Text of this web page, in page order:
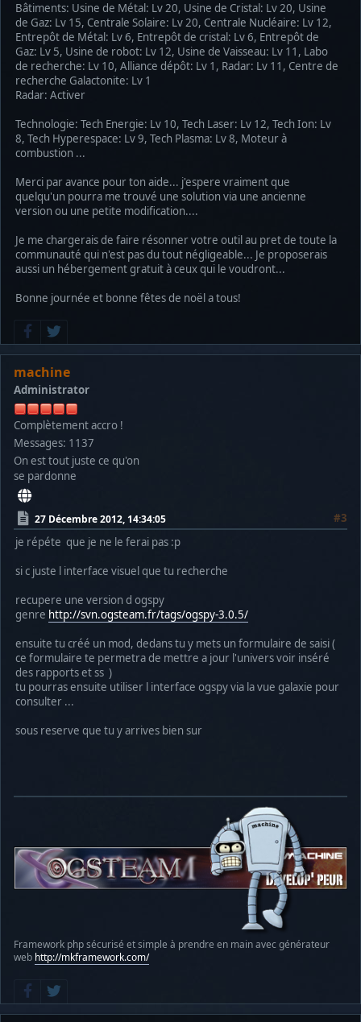
Bâtiments: Usine de Métal: Lv 20, Usine de Cristal: Lv 20, Usine
de Gaz: Lv 15, Centrale Solaire: Lv 20, Centrale Nucléaire: Lv 12,
Entrepôt de Métal: Lv 6, Entrepôt de cristal: Lv 6, Entrepôt de
Gaz: Lv 5, Usine de robot: Lv 12, Usine de Vaisseau: Lv 11, Labo
de recherche: Lv 10, Alliance dépôt: Lv 1, Radar: Lv 11, Centre de
recherche Galactonite: Lv 1
Radar: Activer
Technologie: Tech Energie: Lv 10, Tech Laser: Lv 12, Tech Ion: Lv
8, Tech Hyperespace: Lv 9, Tech Plasma: Lv 8, Moteur à
combustion ...
Merci par avance pour ton aide... j'espere vraiment que
quelqu'un pourra me trouvé une solution via une ancienne
version ou une petite modification....
Je me chargerais de faire résonner votre outil au pret de toute la
communauté qui n'est pas du tout négligeable... Je proposerais
aussi un hébergement gratuit à ceux qui le voudront...
Bonne journée et bonne fêtes de noël a tous!
machine
Administrator
Complètement accro !
Messages: 1137
On est tout juste ce qu'on
se pardonne
27 Décembre 2012, 14:34:05
#3
je répéte que je ne le ferai pas :p
si c juste l interface visuel que tu recherche
recupere une version d ogspy
genre http://svn.ogsteam.fr/tags/ogspy-3.0.5/
ensuite tu créé un mod, dedans tu y mets un formulaire de saisi (
ce formulaire te permetra de mettre a jour l'univers voir inséré
des rapports et ss )
tu pourras ensuite utiliser l interface ogspy via la vue galaxie pour
consulter ...
sous reserve que tu y arrives bien sur
Framework php sécurisé et simple à prendre en main avec générateur
web http://mkframework.com/